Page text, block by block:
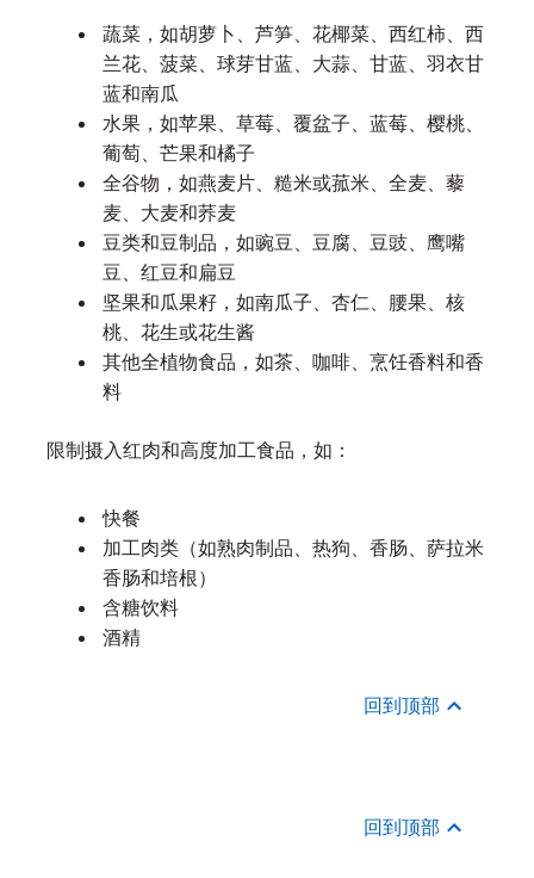
蔬菜，如胡萝卜、芦笋、花椰菜、西红柿、西
兰花、菠菜、球芽甘蓝、大蒜、甘蓝、羽衣甘
蓝和南瓜
水果，如苹果、草莓、覆盆子、蓝莓、樱桃、
葡萄、芒果和橘子
全谷物，如燕麦片、糙米或菰米、全麦、藜
麦、大麦和荞麦
豆类和豆制品，如豌豆、豆腐、豆豉、鹰嘴
豆、红豆和扁豆
坚果和瓜果籽，如南瓜子、杏仁、腰果、核
桃、花生或花生酱
其他全植物食品，如茶、咖啡、烹饪香料和香
料
限制摄入红肉和高度加工食品，如：
快餐
加工肉类（如熟肉制品、热狗、香肠、萨拉米
香肠和培根）
含糖饮料
酒精
回到顶部
回到顶部